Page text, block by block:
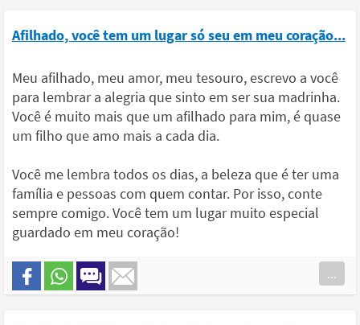
Afilhado, você tem um lugar só seu em meu coração...
Meu afilhado, meu amor, meu tesouro, escrevo a você
para lembrar a alegria que sinto em ser sua madrinha.
Você é muito mais que um afilhado para mim, é quase
um filho que amo mais a cada dia.
Você me lembra todos os dias, a beleza que é ter uma
família e pessoas com quem contar. Por isso, conte
sempre comigo. Você tem um lugar muito especial
guardado em meu coração!
...